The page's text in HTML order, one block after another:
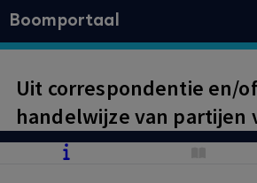
Boomportaal
Uit correspondentie en/
handelwijze van partijen
dat het tijdig – vóór